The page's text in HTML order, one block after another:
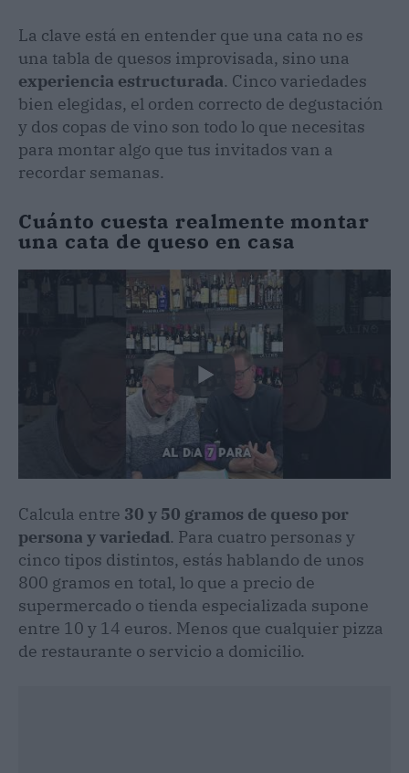
La clave está en entender que una cata no es
una tabla de quesos improvisada, sino una
experiencia estructurada. Cinco variedades
bien elegidas, el orden correcto de degustación
y dos copas de vino son todo lo que necesitas
para montar algo que tus invitados van a
recordar semanas.
Cuánto cuesta realmente montar
una cata de queso en casa
Calcula entre 30 y 50 gramos de queso por
persona y variedad. Para cuatro personas y
cinco tipos distintos, estás hablando de unos
800 gramos en total, lo que a precio de
supermercado o tienda especializada supone
entre 10 y 14 euros. Menos que cualquier pizza
de restaurante o servicio a domicilio.